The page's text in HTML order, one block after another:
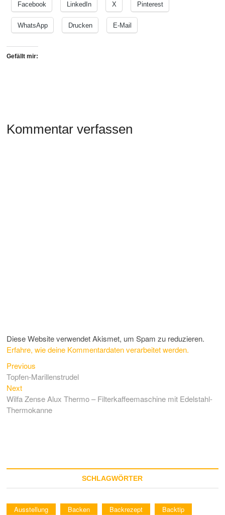
Facebook LinkedIn X Pinterest
WhatsApp Drucken E-Mail
Gefällt mir:
Kommentar verfassen
Diese Website verwendet Akismet, um Spam zu reduzieren.
Erfahre, wie deine Kommentardaten verarbeitet werden.
Beitragsnavigation
Previous
post:
Topfen-Marillenstrudel
NextNext
post:
Wilfa Zense Alux Thermo – Filterkaffeemaschine mit Edelstahl-
Thermokanne
SCHLAGWÖRTER
Ausstellung Backen Backrezept
Backtip